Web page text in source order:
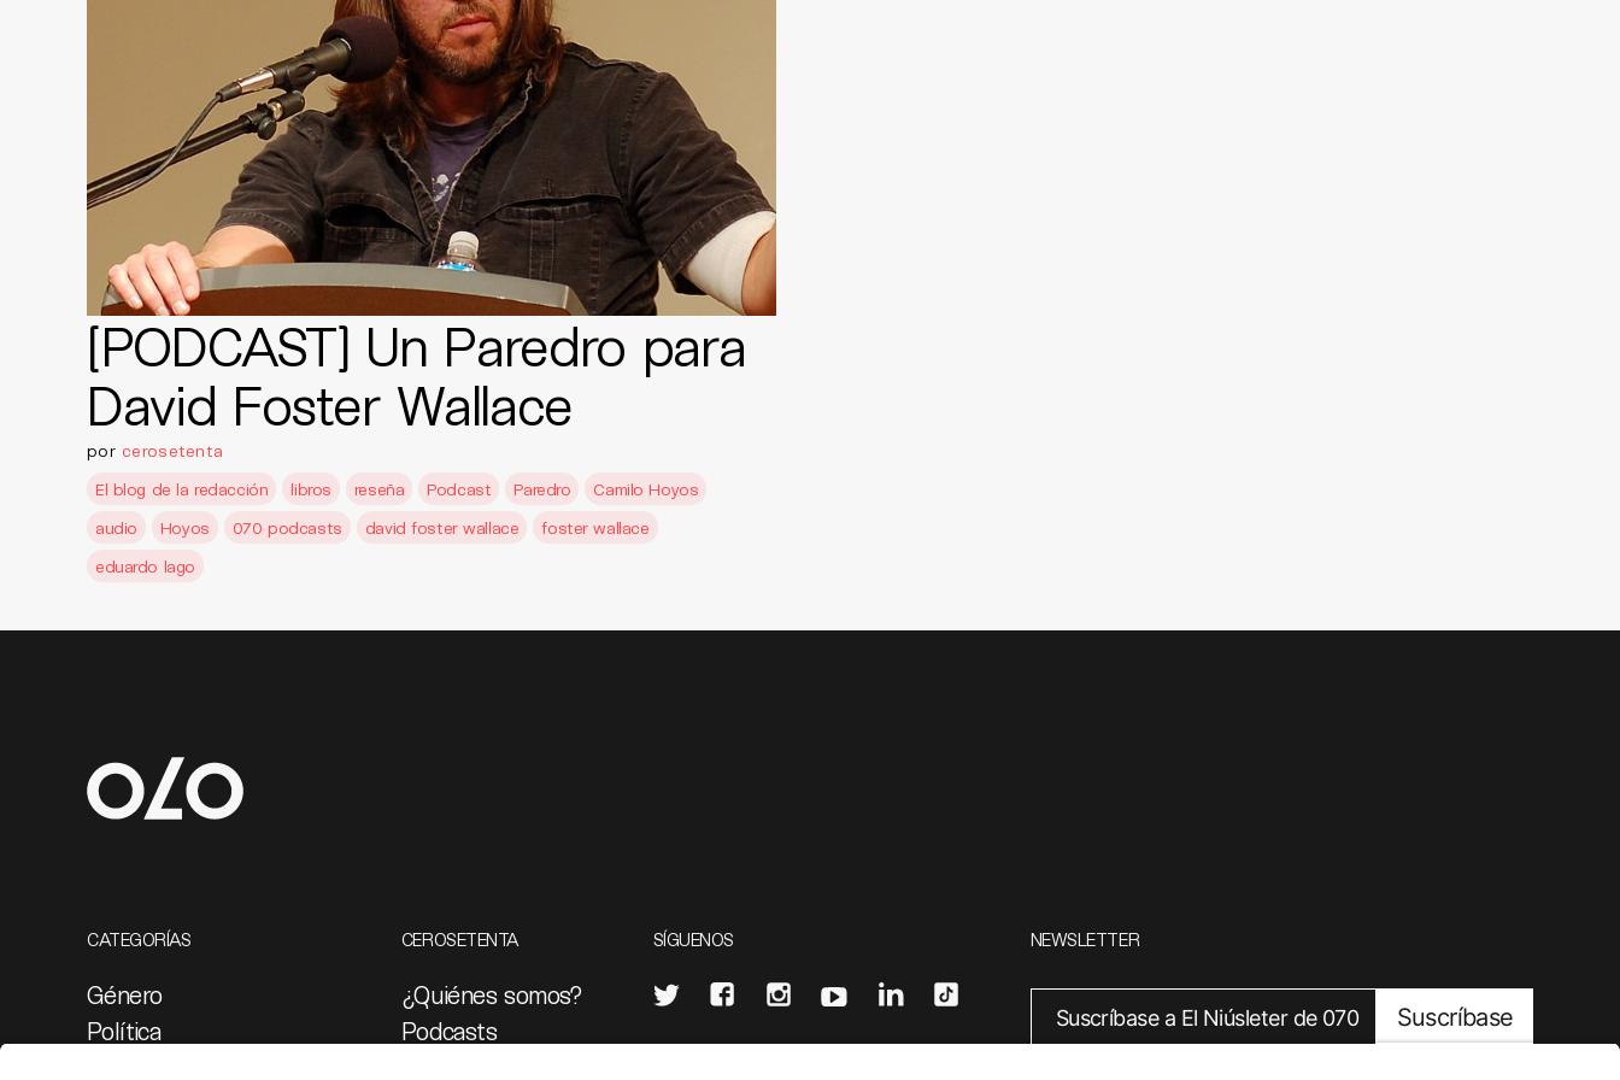
[PODCAST] Un Paredro para
David Foster Wallace
por cerosetenta
El blog de la redacción
libros reseña Podcast Paredro
Camilo Hoyos
audio
Hoyos 070 podcasts david foster wallace
foster wallace
eduardo lago
CATEGORÍAS
Género
Política
CEROSETENTA
¿Quiénes somos?
Podcasts
SÍGUENOS NEWSLETTER
Suscríbase